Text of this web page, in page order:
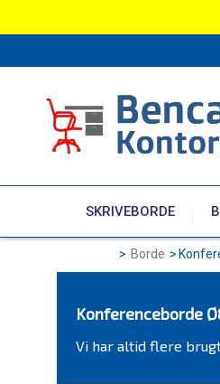
SKRIVEBORDE
> Borde >
Konferenceborde
Vi har altid flere